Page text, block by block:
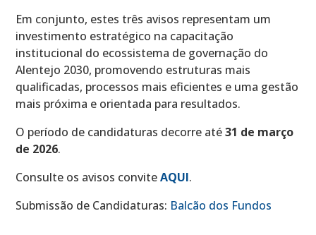
Em conjunto, estes três avisos representam um
investimento estratégico na capacitação
institucional do ecossistema de governação do
Alentejo 2030, promovendo estruturas mais
qualificadas, processos mais eficientes e uma gestão
mais próxima e orientada para resultados.
O período de candidaturas decorre até31 de março
de 2026.
Consulte os avisos conviteAQUI.
Submissão de Candidaturas: Balcão dos Fundos